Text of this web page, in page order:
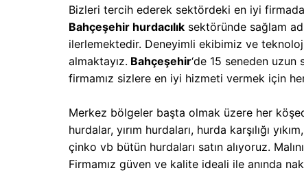
Bizleri tercih ederek sektördeki en iyi
Bahçeşehir hurdacılıksektöründe sağlam
ilerlemektedir. Deneyimli ekibimiz ve
almaktayız. Bahçeşehir‘de 15 seneden
firmamız sizlere en iyi hizmeti vermek için
Merkez bölgeler başta olmak üzere her
hurdalar, yırım hurdaları, hurda karşılığı
çinko vb bütün hurdaları satın alıyoruz.
Firmamız güven ve kalite ideali ile anında